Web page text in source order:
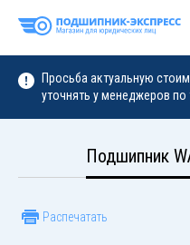
Просьба актуальную
уточнять у менеджеров по
Подшипник
Распечатать